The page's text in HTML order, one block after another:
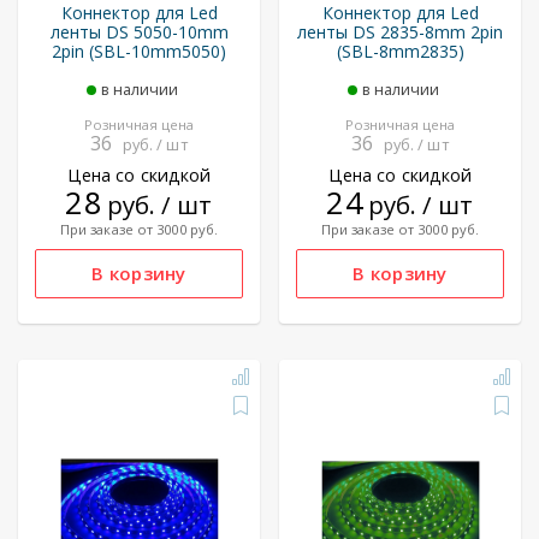
Коннектор для Led
ленты DS 5050-10mm
2pin (SBL-10mm5050)
в наличии
Розничная цена
36 руб. / шт
Цена со скидкой
28 руб. / шт
При заказе от 3000 руб.
Коннектор для Led
ленты DS 2835-8mm 2pin
(SBL-8mm2835)
в наличии
Розничная цена
36 руб. / шт
Цена со скидкой
24 руб. / шт
При заказе от 3000 руб.